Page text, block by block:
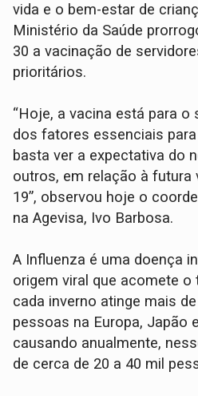
vida e o bem-estar de
Ministério da Saúde
30 a vacinação de
prioritários.
“Hoje, a vacina está para
dos fatores essenciais
basta ver a expectativa do
outros, em relação à futura
19”, observou hoje o
na Agevisa, Ivo Barbosa.
A Influenza é uma doença
origem viral que acomete
cada inverno atinge mais
pessoas na Europa, Japão
causando anualmente,
de cerca de 20 a 40 mil